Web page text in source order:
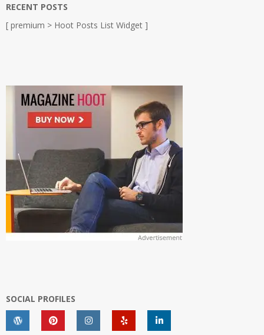
RECENT POSTS
[ premium > Hoot Posts List Widget ]
SOCIAL PROFILES